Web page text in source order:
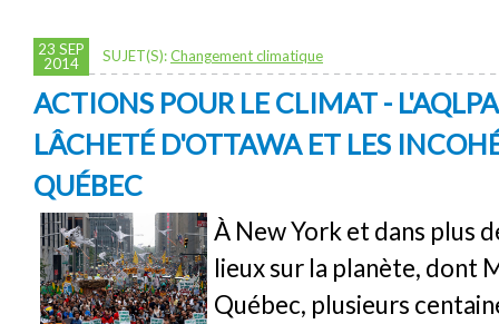
23 SEP
2014
SUJET(S):Changement climatique
ACTIONS POUR LE CLIMAT -
LÂCHETÉ D'OTTAWA ET LES
QUÉBEC
À New York et dans plus
lieux sur la planète, dont
Québec, plusieurs